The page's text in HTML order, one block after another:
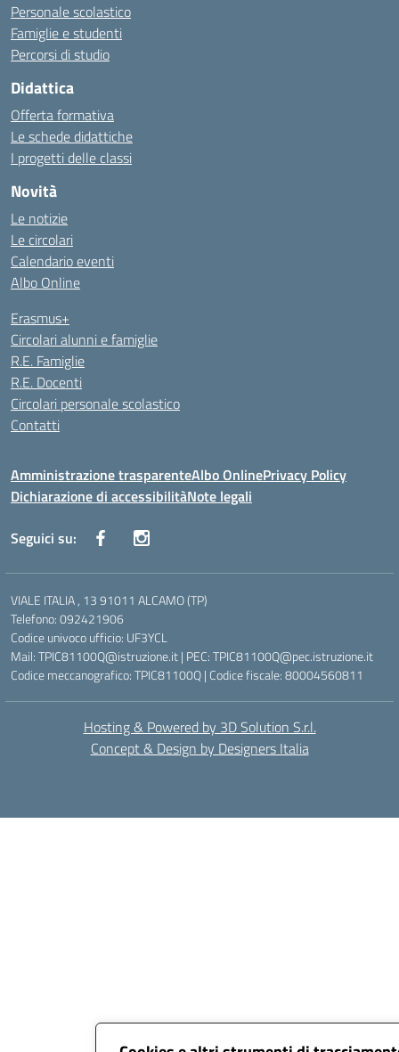
Personale scolastico
Famiglie e studenti
Percorsi di studio
Didattica
Offerta formativa
Le schede didattiche
I progetti delle classi
Novità
Le notizie
Le circolari
Calendario eventi
Albo Online
Erasmus+
Circolari alunni e famiglie
R.E. Famiglie
R.E. Docenti
Circolari personale scolastico
Contatti
Amministrazione trasparenteAlbo OnlinePrivacy Policy
Dichiarazione di accessibilitàNote legali
Seguici su:
VIALE ITALIA , 13 91011 ALCAMO (TP)
Telefono: 092421906
Codice univoco ufficio: UF3YCL
Mail: TPIC81100Q@istruzione.it | PEC: TPIC81100Q@pec.istruzione.it
Codice meccanografico: TPIC81100Q | Codice fiscale: 80004560811
Hosting & Powered by 3D Solution S.r.l.
Concept & Design by Designers Italia